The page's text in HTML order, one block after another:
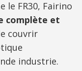
le FR30, Fairino
complète et
couvrir
industrie.